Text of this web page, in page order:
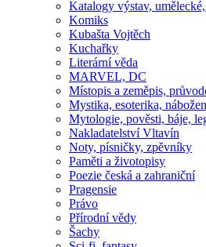
Katalogy výstav,
Komiks
Kubašta Vojtěch
Kuchařky
Literární věda
MARVEL, DC
Místopis a zeměpis,
Mystika, esoterika,
Mytologie, pověsti, báje,
Nakladatelství Vltavín
Noty, písničky, zpěvníky
Paměti a životopisy
Poezie česká a zahraniční
Pragensie
Právo
Přírodní vědy
Šachy